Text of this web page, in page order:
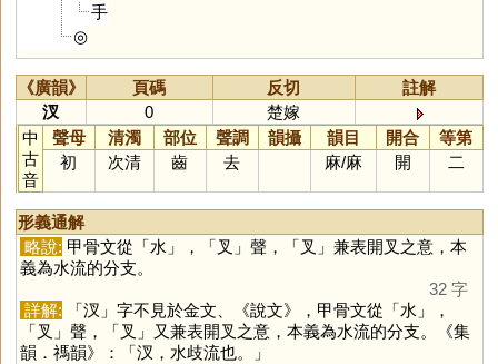
手
◎
《廣韻》 頁碼 反切
註解
汊
0
楚嫁
中
古
音
聲母 清濁 部位 聲調 韻攝 韻目 開合
等第
初
次清 齒 去 麻/麻 開 二
形義通解
略說: 甲骨文從「水」，「叉 」聲，「叉 」兼表開叉之意，本
義為水流的分支。
32 字
詳解: 「汊 」字不見於金文、《說文》，甲骨文從「水」，
「叉 」聲，「叉 」又兼表開叉之意，本義為水流的分支。《集
韻．禡韻》：「汊，水歧流也。」